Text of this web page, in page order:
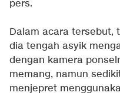
pers.
Dalam acara tersebut,
dia tengah asyik
dengan kamera
memang, namun
menjepret